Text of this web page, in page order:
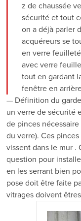
z de chaussée
sécurité et tout
on a déjà parler
acquéreurs se
en verre
avec verre
tout en gardant
fenêtre en
— Définition du
un verre de sécurité
de pinces
du verre). Ces
vissent dans le mur .
question pour
en les serrant bien
pose doit être faite
vitrages doivent